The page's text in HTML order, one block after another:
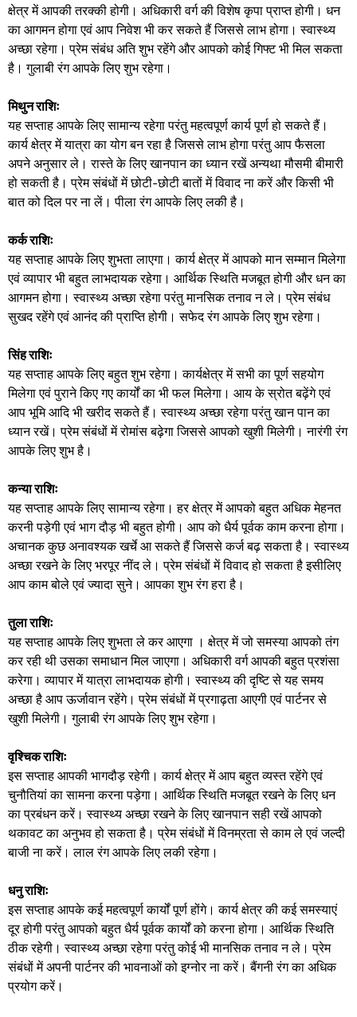
क्षेत्र में आपकी तरक्की होगी। अधिकारी वर्ग की विशेष कृपा प्राप्त होगी। धन
का आगमन होगा एवं आप निवेश भी कर सकते हैं जिससे लाभ होगा। स्वास्थ्य
अच्छा रहेगा। प्रेम संबंध अति शुभ रहेंगे और आपको कोई गिफ्ट भी मिल सकता
है। गुलाबी रंग आपके लिए शुभ रहेगा।
मिथुन राशिः
यह सप्ताह आपके लिए सामान्य रहेगा परंतु महत्वपूर्ण कार्य पूर्ण हो सकते हैं।
कार्य क्षेत्र में यात्रा का योग बन रहा है जिससे लाभ होगा परंतु आप फैसला
अपने अनुसार ले। रास्ते के लिए खानपान का ध्यान रखें अन्यथा मौसमी बीमारी
हो सकती है। प्रेम संबंधों में छोटी-छोटी बातों में विवाद ना करें और किसी भी
बात को दिल पर ना लें। पीला रंग आपके लिए लकी है।
कर्क राशिः
यह सप्ताह आपके लिए शुभता लाएगा। कार्य क्षेत्र में आपको मान सम्मान मिलेगा
एवं व्यापार भी बहुत लाभदायक रहेगा। आर्थिक स्थिति मजबूत होगी और धन का
आगमन होगा। स्वास्थ्य अच्छा रहेगा परंतु मानसिक तनाव न ले। प्रेम संबंध
सुखद रहेंगे एवं आनंद की प्राप्ति होगी। सफेद रंग आपके लिए शुभ रहेगा।
सिंह राशिः
यह सप्ताह आपके लिए बहुत शुभ रहेगा। कार्यक्षेत्र में सभी का पूर्ण सहयोग
मिलेगा एवं पुराने किए गए कार्यों का भी फल मिलेगा। आय के स्रोत बढ़ेंगे एवं
आप भूमि आदि भी खरीद सकते हैं। स्वास्थ्य अच्छा रहेगा परंतु खान पान का
ध्यान रखें। प्रेम संबंधों में रोमांस बढ़ेगा जिससे आपको खुशी मिलेगी। नारंगी रंग
आपके लिए शुभ है।
कन्या राशिः
यह सप्ताह आपके लिए सामान्य रहेगा। हर क्षेत्र में आपको बहुत अधिक मेहनत
करनी पड़ेगी एवं भाग दौड़ भी बहुत होगी। आप को धैर्य पूर्वक काम करना होगा।
अचानक कुछ अनावश्यक खर्चे आ सकते हैं जिससे कर्ज बढ़ सकता है। स्वास्थ्य
अच्छा रखने के लिए भरपूर नींद ले। प्रेम संबंधों में विवाद हो सकता है इसीलिए
आप काम बोले एवं ज्यादा सुने। आपका शुभ रंग हरा है।
तुला राशिः
यह सप्ताह आपके लिए शुभता ले कर आएगा । क्षेत्र में जो समस्या आपको तंग
कर रही थी उसका समाधान मिल जाएगा। अधिकारी वर्ग आपकी बहुत प्रशंसा
करेगा। व्यापार में यात्रा लाभदायक होगी। स्वास्थ्य की दृष्टि से यह समय
अच्छा है आप ऊर्जावान रहेंगे। प्रेम संबंधों में प्रगाढ़ता आएगी एवं पार्टनर से
खुशी मिलेगी। गुलाबी रंग आपके लिए शुभ रहेगा।
वृश्चिक राशिः
इस सप्ताह आपकी भागदौड़ रहेगी। कार्य क्षेत्र में आप बहुत व्यस्त रहेंगे एवं
चुनौतियां का सामना करना पड़ेगा। आर्थिक स्थिति मजबूत रखने के लिए धन
का प्रबंधन करें। स्वास्थ्य अच्छा रखने के लिए खानपान सही रखें आपको
थकावट का अनुभव हो सकता है। प्रेम संबंधों में विनम्रता से काम ले एवं जल्दी
बाजी ना करें। लाल रंग आपके लिए लकी रहेगा।
धनु राशिः
इस सप्ताह आपके कई महत्वपूर्ण कार्यों पूर्ण होंगे। कार्य क्षेत्र की कई समस्याएं
दूर होगी परंतु आपको बहुत धैर्य पूर्वक कार्यों को करना होगा। आर्थिक स्थिति
ठीक रहेगी। स्वास्थ्य अच्छा रहेगा परंतु कोई भी मानसिक तनाव न ले। प्रेम
संबंधों में अपनी पार्टनर की भावनाओं को इग्नोर ना करें। बैंगनी रंग का अधिक
प्रयोग करें।